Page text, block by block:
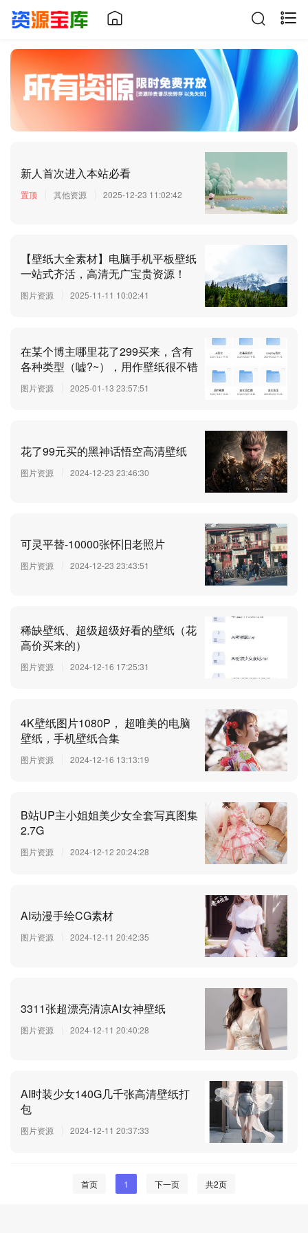
新人首次进入本站必看
置顶 其他资源 2025-12-23 11:02:42
【壁纸大全素材】电脑手机平板壁纸
一站式齐活，高清无广宝贵资源！
图片资源 2025-11-11 10:02:41
在某个博主哪里花了299买来，含有
各种类型（嘘?~），用作壁纸很不错
图片资源 2025-01-13 23:57:51
花了99元买的黑神话悟空高清壁纸
图片资源 2024-12-23 23:46:30
可灵平替-10000张怀旧老照片
图片资源 2024-12-23 23:43:51
稀缺壁纸、超级超级好看的壁纸（花
高价买来的）
图片资源 2024-12-16 17:25:31
4K壁纸图片1080P， 超唯美的电脑
壁纸，手机壁纸合集
图片资源 2024-12-16 13:13:19
B站UP主小姐姐美少女全套写真图集
2.7G
图片资源 2024-12-12 20:24:28
AI动漫手绘CG素材
图片资源 2024-12-11 20:42:35
3311张超漂亮清凉AI女神壁纸
图片资源 2024-12-11 20:40:28
AI时装少女140G几千张高清壁纸打
包
图片资源 2024-12-11 20:37:33
首页 1 下一页 共2页